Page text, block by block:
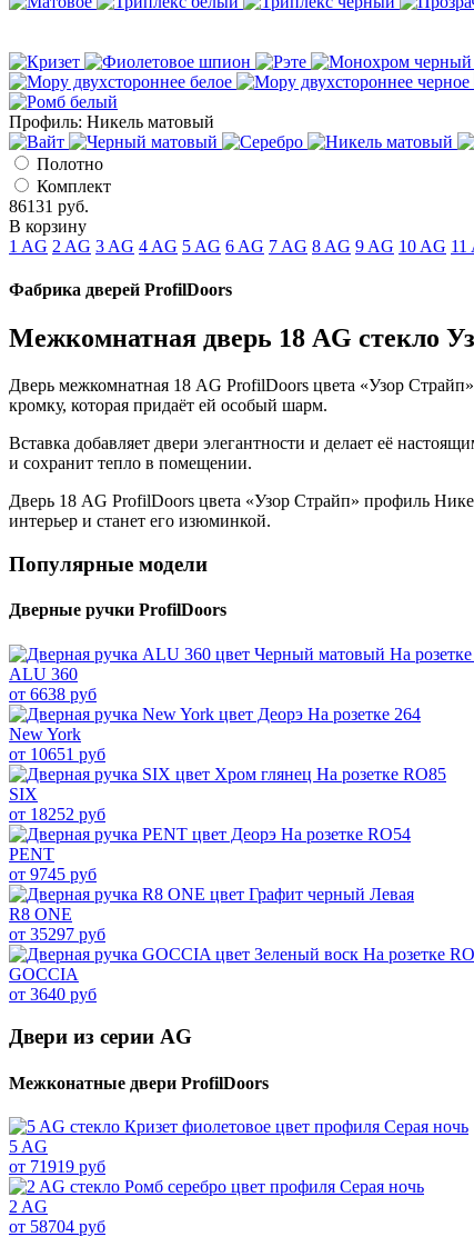
Профиль: Никель матовый
Полотно
Комплект
86131 руб.
В корзину
1 AG 2 AG 3 AG 4 AG 5 AG 6 AG 7 AG 8 AG 9 AG 10 AG 11
Фабрика дверей ProfilDoors
Межкомнатная дверь 18 AG стекло
Дверь межкомнатная 18 AG ProfilDoors цвета «Узор
кромку, которая придаёт ей особый шарм.
Вставка добавляет двери элегантности и делает её
и сохранит тепло в помещении.
Дверь 18 AG ProfilDoors цвета «Узор Страйп» профиль
интерьер и станет его изюминкой.
Популярные модели
Дверные ручки ProfilDoors
ALU 360
от 6638 руб
New York
от 10651 руб
SIX
от 18252 руб
PENT
от 9745 руб
R8 ONE
от 35297 руб
GOCCIA
от 3640 руб
Двери из серии AG
Межконатные двери ProfilDoors
5 AG
от 71919 руб
2 AG
от 58704 руб